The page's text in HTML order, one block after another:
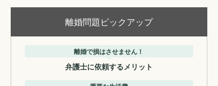
離婚問題ピックアップ
離婚で損はさせません！
弁護士に依頼するメリット